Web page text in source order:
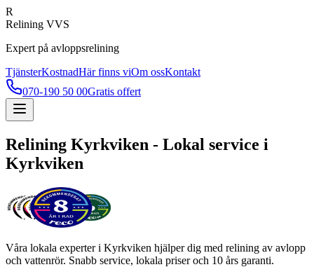
R
Relining VVS
Expert på avloppsrelining
TjänsterKostnadHär finns viOm ossKontakt
070-190 50 00Gratis offert
Relining Kyrkviken - Lokal service i
Kyrkviken
Våra lokala experter i Kyrkviken hjälper dig med relining av avlopp
och vattenrör. Snabb service, lokala priser och 10 års garanti.